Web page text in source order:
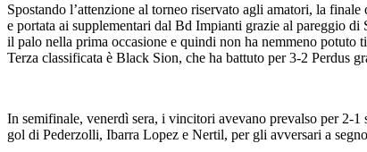
Spostando l’attenzione al torneo riservato agli amatori, la
e portata ai supplementari dal Bd Impianti grazie al pareggio
il palo nella prima occasione e quindi non ha nemmeno potuto
Terza classificata è Black Sion, che ha battuto per 3-2 Perdus
In semifinale, venerdì sera, i vincitori avevano prevalso per 2-
gol di Pederzolli, Ibarra Lopez e Nertil, per gli avversari a